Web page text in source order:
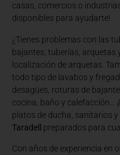
casas, comercios o
disponibles para ayudarte!
¿Tienes problemas con las
bajantes, tuberías, arquetas
localización de arquetas.
todo tipo de lavabos y
desagües, roturas de
cocina, baño y calefacción…
platos de ducha, sanitarios y
Taradell
preparados para
Con años de experiencia en